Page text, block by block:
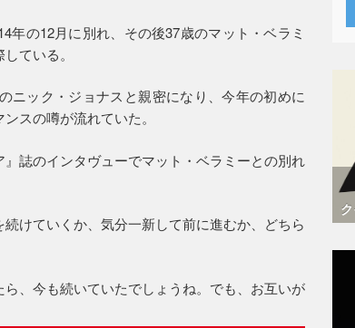
年の12月に別れ、その後37歳のマット・ベラミ
ている。
ニック・ジョナスと親密になり、今年の初めに
スの噂が流れていた。
誌のインタヴューでマット・ベラミーとの別れ
けていくか、気分一新して前に進むか、どちら
ら、今も続いていたでしょうね。でも、お互いが